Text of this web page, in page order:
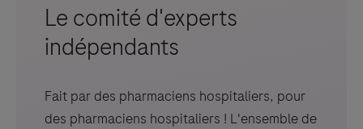
Le comité d'experts
indépendants
Fait par des pharmaciens hospitaliers, pour
des pharmaciens hospitaliers ! L'ensemble de